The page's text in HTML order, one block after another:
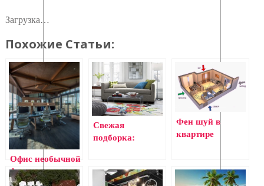
Загрузка…
Похожие Статьи:
Офис необычной
формы над
кронами
Свежая
подборка:
кофейные
Фен шуй в
квартире